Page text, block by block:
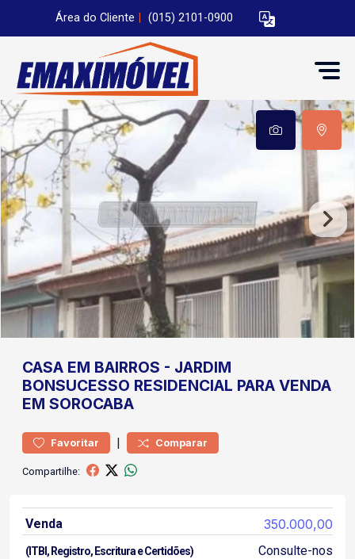
Área do Cliente (015) 2101-0900
CASA EM BAIRROS - JARDIM
BONSUCESSO RESIDENCIAL PARA VENDA
EM SOROCABA
Favoritar | Comparar
Compartilhe:
Venda 350.000,00
(ITBI, Registro, Escritura e Certidões) Consulte-nos